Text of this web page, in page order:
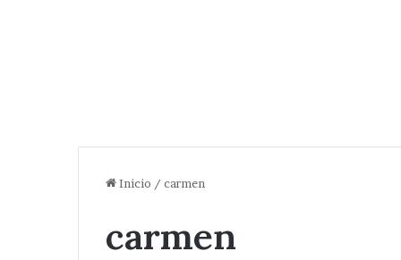
Inicio / carmen
carmen